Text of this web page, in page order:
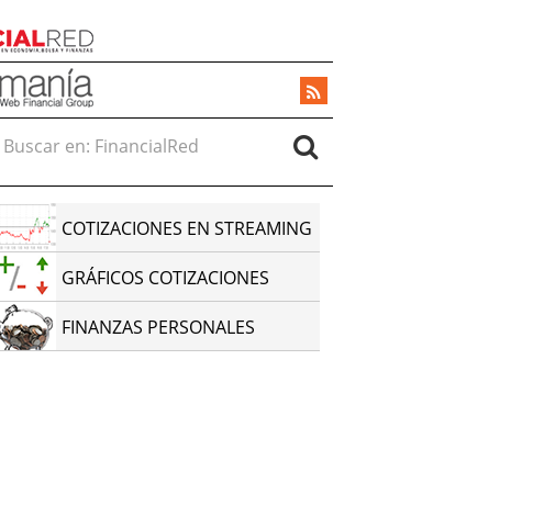
Buscar en:
COTIZACIONES EN STREAMING
GRÁFICOS COTIZACIONES
FINANZAS PERSONALES